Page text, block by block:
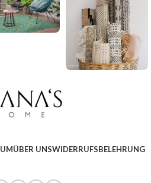
ÜBER UNSWIDERRUFSBELEHRUNG